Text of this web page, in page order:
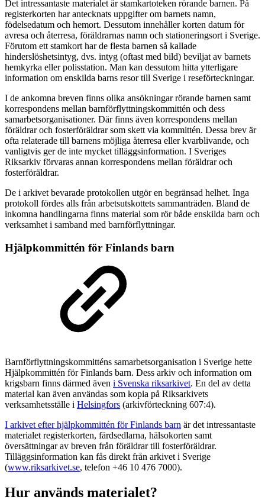
Det intressantaste materialet är stamkartoteken rörande barnen. På
registerkorten har antecknats uppgifter om barnets namn,
födelsedatum och hemort. Dessutom innehåller korten datum för
avresa och återresa, föräldrarnas namn och stationeringsort i Sverige.
Förutom ett stamkort har de flesta barnen så kallade
hinderslöshetsintyg, dvs. intyg (oftast med bild) beviljat av barnets
hemkyrka eller polisstation. Man kan dessutom hitta ytterligare
information om enskilda barns resor till Sverige i reseförteckningar.
I de ankomna breven finns olika ansökningar rörande barnen samt
korrespondens mellan barnförflyttningskommittén och dess
samarbetsorganisationer. Där finns även korrespondens mellan
föräldrar och fosterföräldrar som skett via kommittén. Dessa brev är
ofta relaterade till barnens möjliga återresa eller kvarblivande, och
vanligtvis ger de inte mycket tilläggsinformation. I Sveriges
Riksarkiv förvaras annan korrespondens mellan föräldrar och
fosterföräldrar.
De i arkivet bevarade protokollen utgör en begränsad helhet. Inga
protokoll fördes alls från arbetsutskottets sammanträden. Bland de
inkomna handlingarna finns material som rör både enskilda barn och
verksamhet i samband med barnförflyttningar.
Hjälpkommittén för Finlands barn
Barnförflyttningskommitténs samarbetsorganisation i Sverige hette
Hjälpkommittén för Finlands barn. Dess arkiv och information om
krigsbarn finns därmed även i Svenska riksarkivet. En del av detta
material kan även användas som kopia på Riksarkivets
verksamhetsställe i Helsingfors (arkivförteckning 607:4).
I arkivet efter hjälpkommittén för Finlands barn är det intressantaste
materialet registerkorten, färdsedlarna, hälsokorten samt
översättningar av breven från föräldrar till fosterföräldrar.
Tilläggsinformation kan fås direkt från arkivet i Sverige
(www.riksarkivet.se, telefon +46 10 476 7000).
Hur används materialet?